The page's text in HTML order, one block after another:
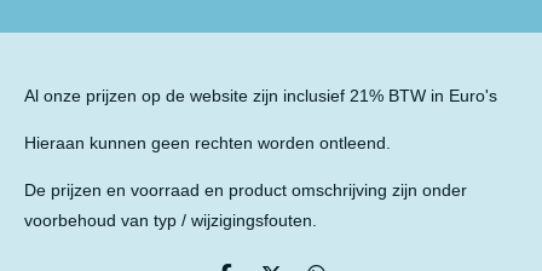
Al onze prijzen op de website zijn inclusief 21% BTW in Euro's
Hieraan kunnen geen rechten worden ontleend.
De prijzen en voorraad en product omschrijving zijn onder
voorbehoud van typ / wijzigingsfouten.